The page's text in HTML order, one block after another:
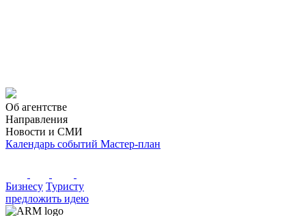
Об агентстве
Направления
Новости и СМИ
Календарь событий Мастер-план
Бизнесу Туристу
предложить идею